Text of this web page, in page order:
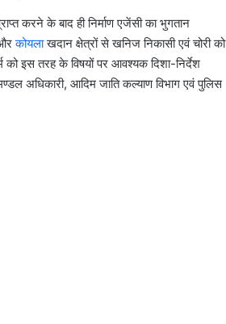
करने के बाद ही निर्माण एजेंसी का भुगतान
औरकोयलाखदान क्षेत्रों से खनिज निकासी एवं चोरी को
को इस तरह के विषयों पर आवश्यक दिशा-निर्देश
अधिकारी, आदिम जाति कल्याण विभाग एवं पुलिस